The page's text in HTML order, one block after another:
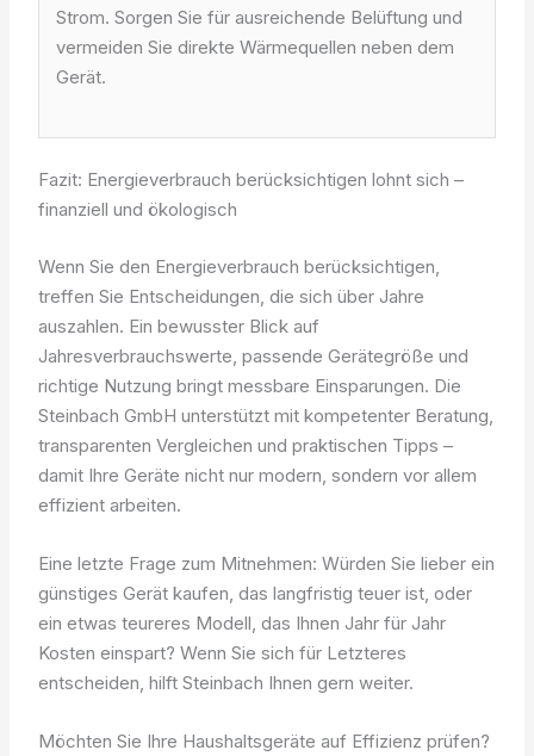
Strom. Sorgen Sie für ausreichende Belüftung und
vermeiden Sie direkte Wärmequellen neben dem
Gerät.
Fazit: Energieverbrauch berücksichtigen lohnt sich –
finanziell und ökologisch
Wenn Sie den Energieverbrauch berücksichtigen,
treffen Sie Entscheidungen, die sich über Jahre
auszahlen. Ein bewusster Blick auf
Jahresverbrauchswerte, passende Gerätegröße und
richtige Nutzung bringt messbare Einsparungen. Die
Steinbach GmbH unterstützt mit kompetenter Beratung,
transparenten Vergleichen und praktischen Tipps –
damit Ihre Geräte nicht nur modern, sondern vor allem
effizient arbeiten.
Eine letzte Frage zum Mitnehmen: Würden Sie lieber ein
günstiges Gerät kaufen, das langfristig teuer ist, oder
ein etwas teureres Modell, das Ihnen Jahr für Jahr
Kosten einspart? Wenn Sie sich für Letzteres
entscheiden, hilft Steinbach Ihnen gern weiter.
Möchten Sie Ihre Haushaltsgeräte auf Effizienz prüfen?